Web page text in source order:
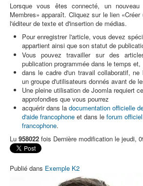
Lorsque vous êtes connecté, un
Membres» apparaît. Cliquez sur le lien
l'éditeur de texte et d'insertion de médias.
Pour enregistrer l'article, vous devez
appartient ainsi que son statut de
Vous pouvez travailler sur des
publication programmée dans le temps et,
dans le cadre d'un travail collaboratif,
un groupe d'utilisateurs donnés avant de
Une pleine utilisation de Joomla requiert
approfondies que vous pourrez
acquérir dans la documentation officielle
d'aide francophone et dans le forum officiel
francophone.
Lu 958022 fois Dernière modification le jeudi,
Publié dans Exemple K2